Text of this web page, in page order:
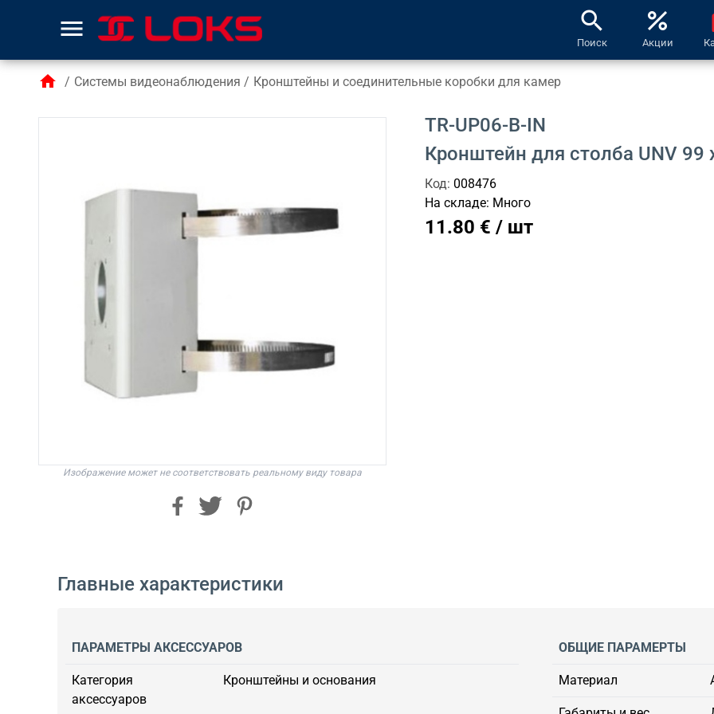
menu search
Поиск
percent
Акции
home / Системы видеонаблюдения / Кронштейны и соединительные коробки для камер
Изображение может не соответствовать реальному виду товара
TR-UP06-B-IN
Кронштейн для столба UNV
Код: 008476
На складе: Много
11.80 € / шт
Главные характеристики
ПАРАМЕТРЫ АКСЕССУАРОВ
Категория
аксессуаров
Кронштейны и основания
ОБЩИЕ ПАРАМЕРТЫ
Материал